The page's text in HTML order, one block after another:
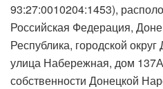
93:27:0010204:1453),
Российская Федерация,
Республика, городской
улица Набережная, дом
собственности Донецкой